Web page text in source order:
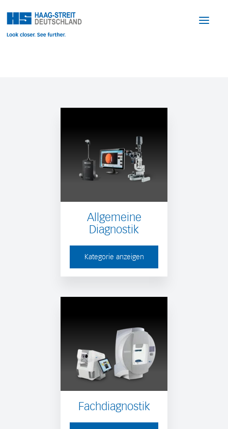
Allgemeine
Diagnostik
Kategorie anzeigen
Fachdiagnostik